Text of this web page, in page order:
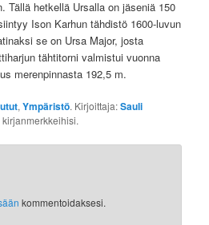
Tällä hetkellä Ursalla on jäseniä 150
Ison Karhun tähdistö 1600-luvun
se on Ursa Major, josta
tähtitorni valmistui vuonna
merenpinnasta 192,5 m.
,Ympäristö. Kirjoittaja:Sauli
kirjanmerkkeihisi.
kommentoidaksesi.